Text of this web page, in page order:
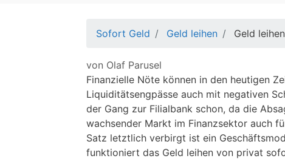
Sofort Geld Geld leihen Geld
von Olaf Parusel
Finanzielle Nöte können in den heutigen
Liquiditätsengpässe auch mit negativen
der Gang zur Filialbank schon, da die
wachsender Markt im Finanzsektor auch
Satz letztlich verbirgt ist ein
funktioniert das Geld leihen von privat